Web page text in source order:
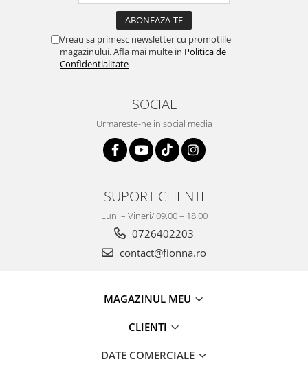
Vreau sa primesc newsletter cu promotiile
magazinului. Afla mai multe in Politica de
Confidentialitate
SOCIAL
Urmareste-ne in social media
SUPORT CLIENTI
Luni – Vineri/ 09.00 – 18.00
0726402203
contact@fionna.ro
MAGAZINUL MEU
CLIENTI
DATE COMERCIALE